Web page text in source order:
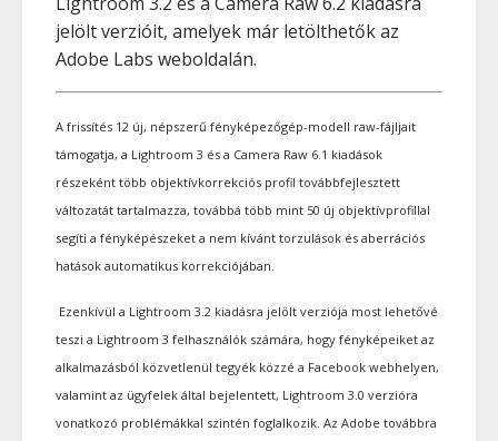
jelölt verzióit, amelyek már letölthetők az
Adobe Labs weboldalán.
A frissítés 12 új, népszerű fényképezőgép-modell raw-fájljait
támogatja, a Lightroom 3 és a Camera Raw 6.1 kiadások
részeként több objektívkorrekciós profil továbbfejlesztett
változatát tartalmazza, továbbá több mint 50 új objektívprofillal
segíti a fényképészeket a nem kívánt torzulások és aberrációs
hatások automatikus korrekciójában.
Ezenkívül a Lightroom 3.2 kiadásra jelölt verziója most lehetővé
teszi a Lightroom 3 felhasználók számára, hogy fényképeiket az
alkalmazásból közvetlenül tegyék közzé a Facebook webhelyen,
valamint az ügyfelek által bejelentett, Lightroom 3.0 verzióra
vonatkozó problémákkal szintén foglalkozik. Az Adobe továbbra